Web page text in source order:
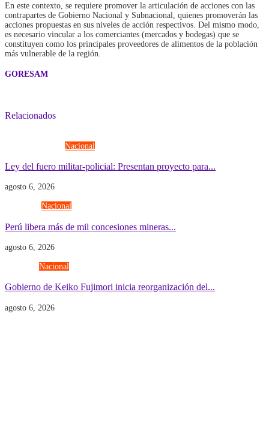
En este contexto, se requiere promover la articulación de acciones con las
contrapartes de Gobierno Nacional y Subnacional, quienes promoverán las
acciones propuestas en sus niveles de acción respectivos. Del mismo modo,
es necesario vincular a los comerciantes (mercados y bodegas) que se
constituyen como los principales proveedores de alimentos de la población
más vulnerable de la región.
GORESAM
Relacionados
Nacional
Ley del fuero militar-policial: Presentan proyecto para...
agosto 6, 2026
Nacional
Perú libera más de mil concesiones mineras...
agosto 6, 2026
Nacional
Gobierno de Keiko Fujimori inicia reorganización del...
agosto 6, 2026